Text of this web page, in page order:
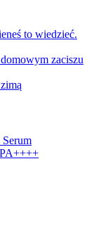
to wiedzieć.
zaciszu